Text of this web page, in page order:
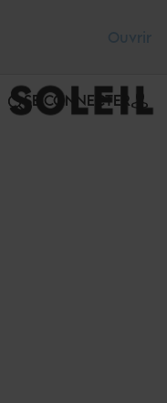
Ouvrir
SE CONNECTER